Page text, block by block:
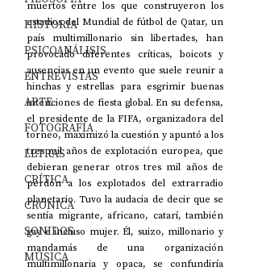
HISTORIA
PSICOANÁLISIS
ENTREVISTAS
ARTE
FOTOGRAFÍA
LETRAS
CRÍTICA
CRÓNICA
SONIDOS
MÚSICA
muertos entre los que construyeron los
estadios del Mundial de fútbol de Qatar, un
país multimillonario sin libertades, han
provocado diferentes críticas, boicots y
ausencias en un evento que suele reunir a
hinchas y estrellas para esgrimir buenas
intenciones de fiesta global. En su defensa,
el presidente de la FIFA, organizadora del
torneo, maximizó la cuestión y apuntó a los
tres mil años de explotación europea, que
debieran generar otros tres mil años de
perdón a los explotados del extrarradio
planetario. Tuvo la audacia de decir que se
sentía migrante, africano, catarí, también
gay e incluso mujer. Él, suizo, millonario y
mandamás de una organización
multimillonaria y opaca, se confundiría